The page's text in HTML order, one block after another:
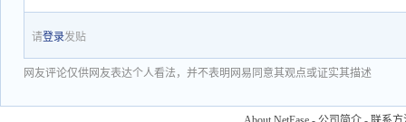
请登录发贴
网友评论仅供网友表达个人看法，并不表明网易同意其观点或证实其描述